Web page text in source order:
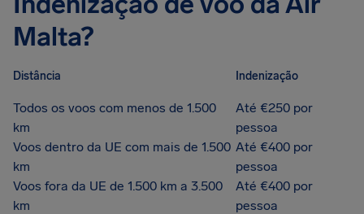
Malta?
Distância Indenização
Todos os voos com menos de 1.500
km
Até €250 por
pessoa
Voos dentro da UE com mais de 1.500
km
Até €400 por
pessoa
Voos fora da UE de 1.500 km a 3.500
km
Até €400 por
pessoa